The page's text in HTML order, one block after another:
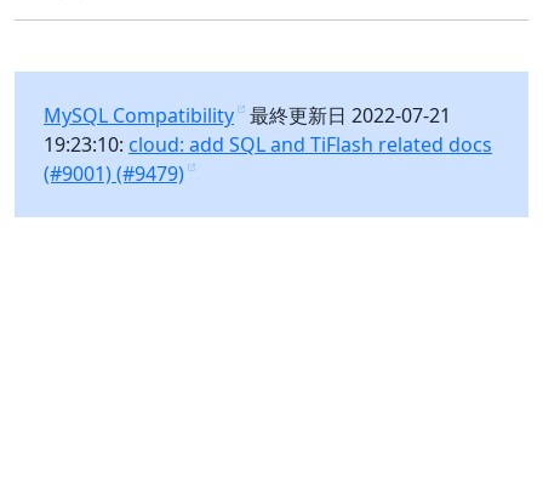
MySQL Compatibility 最終更新日 2022-07-21
19:23:10: cloud: add SQL and TiFlash related docs
(#9001) (#9479)